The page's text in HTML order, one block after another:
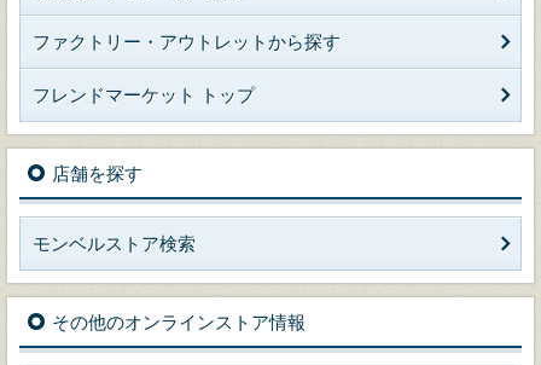
ファクトリー・アウトレットから探す
フレンドマーケット トップ
店舗を探す
モンベルストア検索
その他のオンラインストア情報